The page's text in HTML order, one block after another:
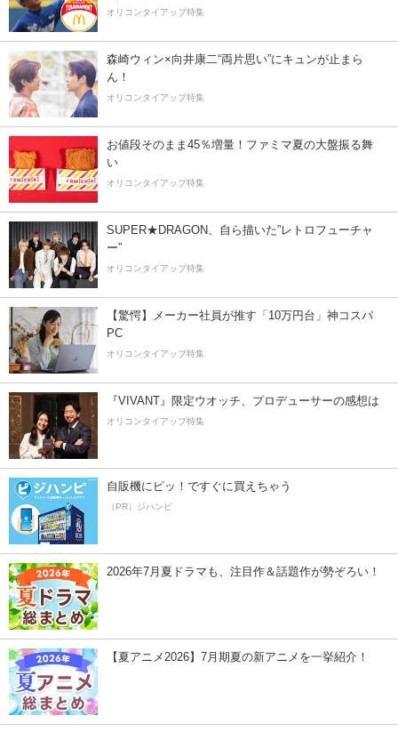
オリコンタイアップ特集
森崎ウィン×向井康二“両片思い”にキュンが止まら
ん！
オリコンタイアップ特集
お値段そのまま45％増量！ファミマ夏の大盤振る舞
い
オリコンタイアップ特集
SUPER★DRAGON、自ら描いた”レトロフューチャ
ー”
オリコンタイアップ特集
【驚愕】メーカー社員が推す「10万円台」神コスパ
PC
オリコンタイアップ特集
『VIVANT』限定ウオッチ、プロデューサーの感想は
オリコンタイアップ特集
自販機にピッ！ですぐに買えちゃう
（PR）ジハンピ
2026年7月夏ドラマも、注目作＆話題作が勢ぞろい！
【夏アニメ2026】7月期夏の新アニメを一挙紹介！